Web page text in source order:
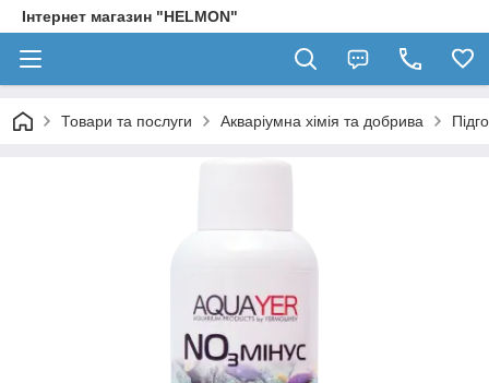
Інтернет магазин "HELMON"
Товари та послуги Акваріумна хімія та добрива